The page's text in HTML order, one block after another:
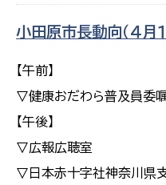
小田原市長動向（４月１
【午前】
▽健康おだわら普及員委
【午後】
▽広報広聴室
▽日本赤十字社神奈川県